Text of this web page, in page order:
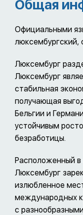
Общая
Официальными
люксембургский,
Люксембург
Люксембург
стабильная
получающая
Бельгии и
устойчивым
безработицы.
Расположенный
Люксембург
излюбленное
международных
с